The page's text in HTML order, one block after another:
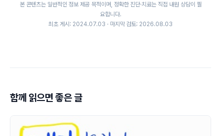
본 콘텐츠는 일반적인 정보 제공 목적이며, 정확한 진단·치료는 직접 내원 상담이 필
요합니다.
최초 게시: 2024.07.03 · 마지막 검토: 2026.08.03
함께 읽으면 좋은 글